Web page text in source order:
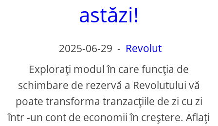
astăzi!
2025-06-29 - Revolut
Explorați modul în care funcția de
schimbare de rezervă a Revolutului vă
poate transforma tranzacțiile de zi cu zi
într -un cont de economii în creștere. Aflați